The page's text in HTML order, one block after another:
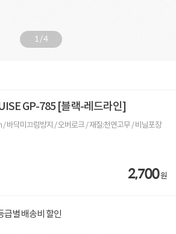
1/4
GP-785 [블랙-레드라인]
바닥미끄럼방지 / 오버로크 / 재질:천연고무 / 비닐포장
2,700원
급별 배송비 할인